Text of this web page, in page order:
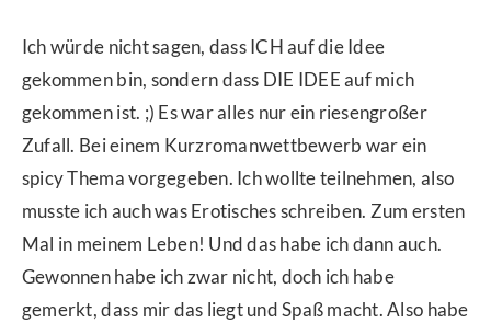
Ich würde nicht sagen, dass ICH auf die Idee
gekommen bin, sondern dass DIE IDEE auf mich
gekommen ist. ;) Es war alles nur ein riesengroßer
Zufall. Bei einem Kurzromanwettbewerb war ein
spicy Thema vorgegeben. Ich wollte teilnehmen, also
musste ich auch was Erotisches schreiben. Zum ersten
Mal in meinem Leben! Und das habe ich dann auch.
Gewonnen habe ich zwar nicht, doch ich habe
gemerkt, dass mir das liegt und Spaß macht. Also habe